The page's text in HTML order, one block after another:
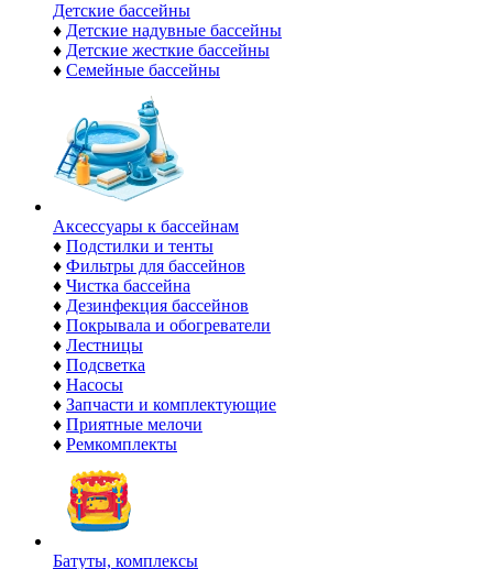
Детские бассейны
♦ Детские надувные бассейны
♦ Детские жесткие бассейны
♦ Семейные бассейны
Аксессуары к бассейнам
♦ Подстилки и тенты
♦ Фильтры для бассейнов
♦ Чистка бассейна
♦ Дезинфекция бассейнов
♦ Покрывала и обогреватели
♦ Лестницы
♦ Подсветка
♦ Насосы
♦ Запчасти и комплектующие
♦ Приятные мелочи
♦ Ремкомплекты
Батуты, комплексы